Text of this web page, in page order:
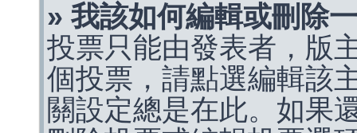
» 我該如何編輯或刪除
投票只能由發表者，版
個投票，請點選編輯該
關設定總是在此。如果